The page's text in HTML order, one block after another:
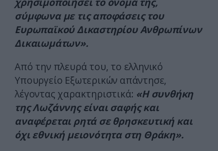
σύμφωνα με τις αποφάσεις του
Ευρωπαϊκού Δικαστηρίου Ανθρωπίνων
Δικαιωμάτων».
Από την πλευρά του, το ελληνικό
Υπουργείο Εξωτερικών απάντησε,
λέγοντας χαρακτηριστικά: «Η συνθήκη
της Λωζάννης είναι σαφής και
αναφέρεται ρητά σε θρησκευτική και
όχι εθνική μειονότητα στη Θράκη».